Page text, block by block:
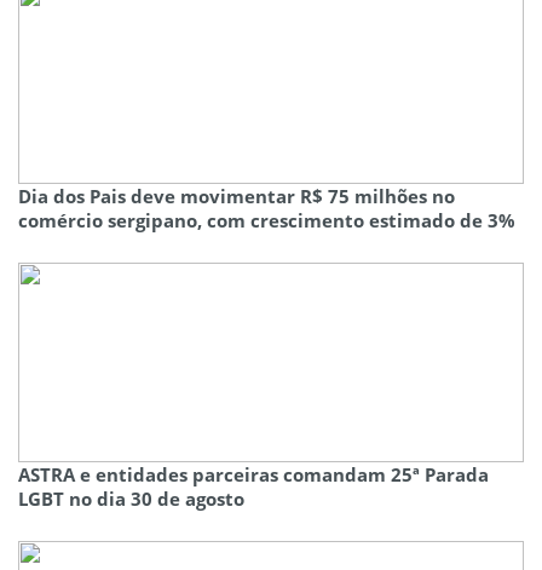
Dia dos Pais deve movimentar R$ 75 milhões no
comércio sergipano, com crescimento estimado de 3%
ASTRA e entidades parceiras comandam 25ª Parada
LGBT no dia 30 de agosto